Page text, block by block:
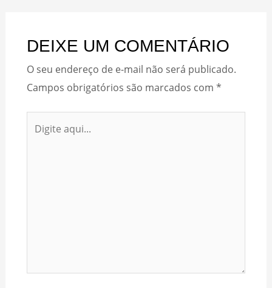
DEIXE UM COMENTÁRIO
O seu endereço de e-mail não será publicado.
Campos obrigatórios são marcados com *
aqui...